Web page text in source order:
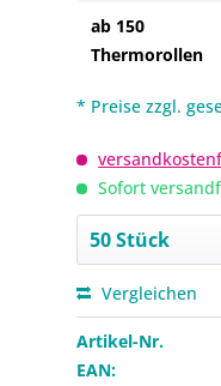
ab 150
Thermorollen
* Preise zzgl.
Sofort
Vergleichen
Artikel-Nr.
EAN: